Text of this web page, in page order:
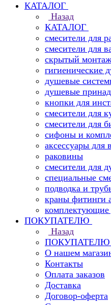
КАТАЛОГ
Назад
КАТАЛОГ
смесители для
смесители для
скрытый
гигиенические
душевые
душевые
кнопки для
смесители для
смесители для
сифоны и
аксессуары для
раковины
смесители для
специальные
подводка и
краны фитинги
комплектующие
ПОКУПАТЕЛЮ
Назад
ПОКУПАТЕЛЮ
О нашем
Контакты
Оплата заказов
Доставка
Договор-оферта